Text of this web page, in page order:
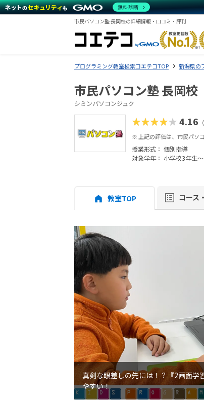
市民パソコン塾 長岡校の詳細情報・口コミ・評判
プログラミング教室検索コエテコTOP 新潟県の
市民パソコン塾 長岡校
シミンパソコンジュク
★★★★★4.16 （
※ 上記の評価は、市民パソ
授業形式： 個別指導
対象学年： 小学校3年生
教室TOP コース
真剣な眼差しの先には！？『2画面学
やすい！
無料診断